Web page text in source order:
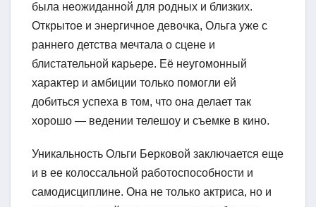
была неожиданной для родных и близких.
Открытое и энергичное девочка, Ольга уже с
раннего детства мечтала о сцене и
блистательной карьере. Её неугомонный
характер и амбиции только помогли ей
добиться успеха в том, что она делает так
хорошо — ведении телешоу и съемке в кино.
Уникальность Ольги Берковой заключается еще
и в ее колоссальной работоспособности и
самодисциплине. Она не только актриса, но и